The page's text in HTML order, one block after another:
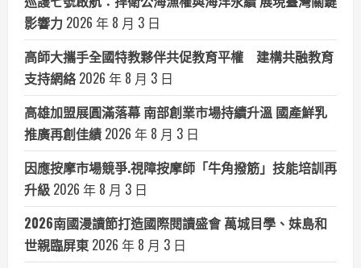
影響力 2026 年 8 月 3 日
高師大攜手全國特教夥伴共促教育平權 建構共融教育
支持網絡 2026 年 8 月 3 日
高雄加盟展圓滿落幕 南部創業市場持續升溫 國產鮮乳
推廣再創佳績 2026 年 8 月 3 日
因應按摩市場競爭.視障按摩師「牛角撥筋」技能培訓再
升級 2026 年 8 月 3 日
2026南國漫讀節打造國際閱讀盛會 萬城目學、妹島和
世親臨屏東 2026 年 8 月 3 日